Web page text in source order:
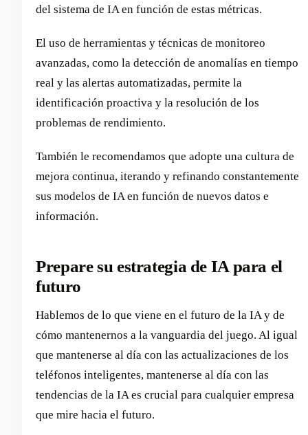
del sistema de IA en función de estas métricas.
El uso de herramientas y técnicas de monitoreo
avanzadas, como la detección de anomalías en tiempo
real y las alertas automatizadas, permite la
identificación proactiva y la resolución de los
problemas de rendimiento.
También le recomendamos que adopte una cultura de
mejora continua, iterando y refinando constantemente
sus modelos de IA en función de nuevos datos e
información.
Prepare su estrategia de IA para el
futuro
Hablemos de lo que viene en el futuro de la IA y de
cómo mantenernos a la vanguardia del juego. Al igual
que mantenerse al día con las actualizaciones de los
teléfonos inteligentes, mantenerse al día con las
tendencias de la IA es crucial para cualquier empresa
que mire hacia el futuro.